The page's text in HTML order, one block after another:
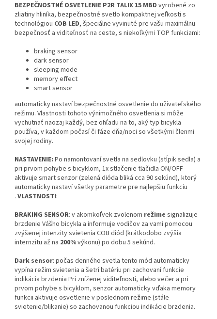
BEZPEČNOSTNÉ OSVETLENIE P2R TALIX 15 MBD vyrobené zo
zliatiny hliníka, bezpečnostné svetlo kompaktnej veľkosti s
technológiou COB LED, špeciálne vyvinuté pre vašu maximálnu
bezpečnosť a viditeľnosť na ceste, s niekoľkými TOP funkciami:
braking sensor
dark sensor
sleeping mode
memory effect
smart sensor
automaticky nastaví bezpečnostné osvetlenie do užívateľského
režimu. Vlastnosti tohoto výnimočného osvetlenia si môže
vychutnať naozaj každý, bez ohľadu na to, aký typ bicykla
používa, v každom počasí či fáze dňa/noci so všetkými členmi
svojej rodiny.
NASTAVENIE: Po namontovaní svetla na sedlovku (stĺpik sedla) a
pri prvom pohybe s bicyklom, 1x stlačenie tlačidla ON/OFF
aktivuje smart senzor (zelená dióda bliká cca 90 sekúnd), ktorý
automaticky nastaví všetky parametre pre najlepšiu funkciu
. VLASTNOSTI:
BRAKING SENSOR: v akomkoľvek zvolenom režime signalizuje
brzdenie Vášho bicykla a informuje vodičov za vami pomocou
zvýšenej intenzity svietenia COB diód (krátkodobo zvýšia
internzitu až na 200%výkonu) po dobu 5 sekúnd.
Dark sensor: počas denného svetla tento mód automaticky
vypína režim svietenia a šetrí batériu pri zachovaní funkcie
indikácia brzdenia Pri zníženej viditeľnosti, alebo večer a pri
prvom pohybe s bicyklom, senzor automaticky vďaka memory
funkcii aktivuje osvetlenie v poslednom režime (stále
svietenie/blikanie) so zachovanou funkciou indikácie brzdenia.